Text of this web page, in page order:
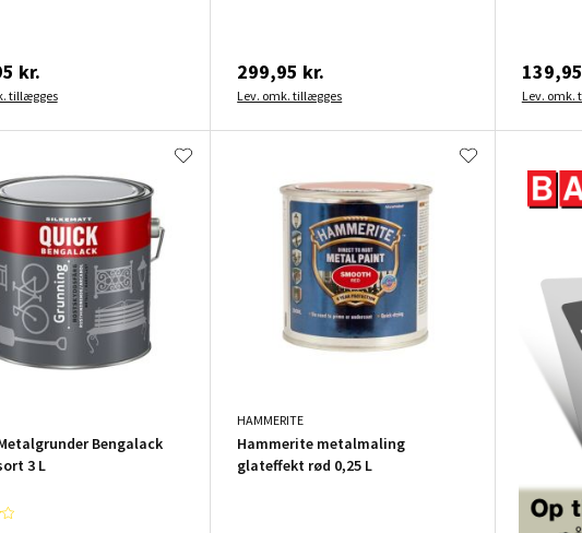
kr.
tillægges
299,95 kr.
Lev. omk. tillægges Lev. omk.
Bengalack
3 L
HAMMERITE
Hammerite metalmaling
glateffekt rød 0,25 L